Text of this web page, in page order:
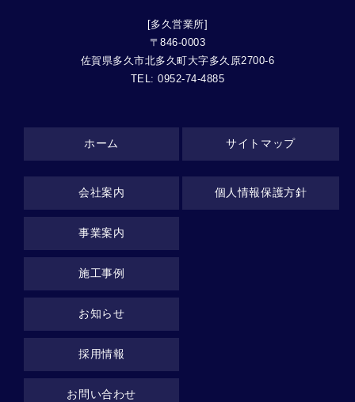
[多久営業所]
〒846-0003
佐賀県多久市北多久町大字多久原2700-6
TEL: 0952-74-4885
ホーム
会社案内
事業案内
施工事例
お知らせ
採用情報
お問い合わせ
サイトマップ
個人情報保護方針